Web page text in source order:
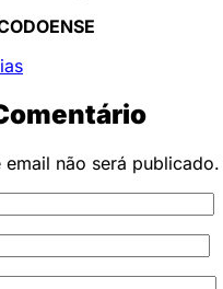
email não será